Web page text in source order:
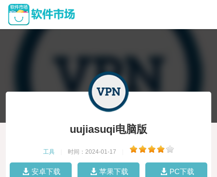
uujiasuqi电脑版
工具 时间：2024-01-17
安卓下载 苹果下载 PC下载